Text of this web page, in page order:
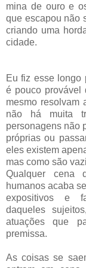
mina de ouro e
que escapou não
criando uma
cidade.
Eu fiz esse longo
é pouco provável
mesmo resolvam
não há muita
personagens não
próprias ou
eles existem
mas como são
Qualquer cena
humanos acaba
expositivos e
daqueles
atuações que
premissa.
As coisas se